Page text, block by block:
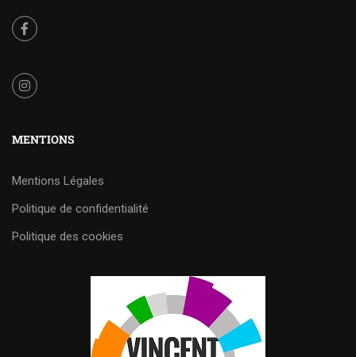
MENTIONS
Mentions Légales
Politique de confidentialité
Politique des cookies